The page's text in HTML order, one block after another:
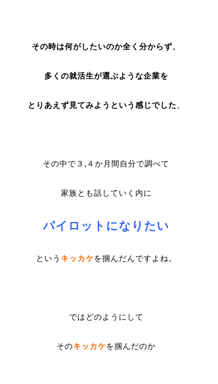
その時は何がしたいのか全く分からず、
多くの就活生が選ぶような企業を
とりあえず見てみようという感じでした 。
その中で３,４か月間自分で調べて
家族とも話していく内に
パイロットになりたい
という キッカケを掴んだんですよね。
ではどのようにして
そのキッカケを掴んだのか